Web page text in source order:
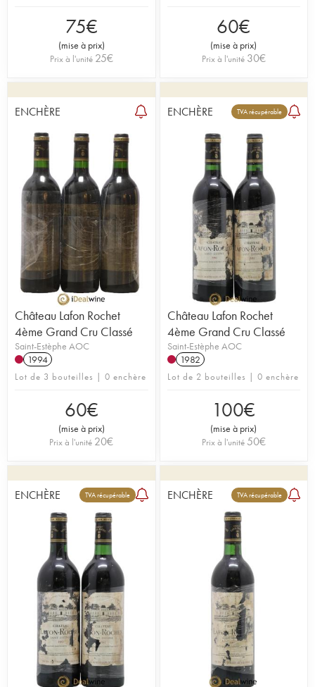
75€
(mise à prix)
Prix à l'unité 25€
60€
(mise à prix)
Prix à l'unité 30€
ENCHÈRE
Château Lafon Rochet
4ème Grand Cru Classé
Saint-Estèphe AOC
1994
Lot de 3 bouteilles | 0 enchère
60€
(mise à prix)
Prix à l'unité 20€
ENCHÈRE TVA récupérable
Château Lafon Rochet
4ème Grand Cru Classé
Saint-Estèphe AOC
1982
Lot de 2 bouteilles | 0 enchère
100€
(mise à prix)
Prix à l'unité 50€
ENCHÈRE TVA récupérable ENCHÈRE TVA récupérable